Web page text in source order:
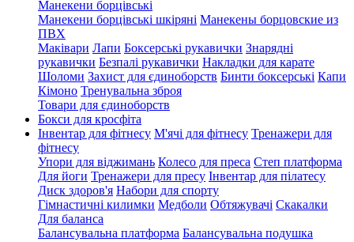
Манекени борцівські
Манекени борцівські шкіряні Манекены борцовские из
ПВХ
Маківари Лапи Боксерські рукавички Знарядні
рукавички Безпалі рукавички Накладки для карате
Шоломи Захист для єдиноборств Бинти боксерські Капи
Кімоно Тренувальна зброя
Товари для єдиноборств
Бокси для кросфіта
Інвентар для фітнесу М'ячі для фітнесу Тренажери для
фітнесу
Упори для віджимань Колесо для преса Степ платформа
Для йоги Тренажери для пресу Інвентар для пілатесу
Диск здоров'я Набори для спорту
Гімнастичні килимки Медболи Обтяжувачі Скакалки
Для баланса
Балансувальна платформа Балансувальна подушка